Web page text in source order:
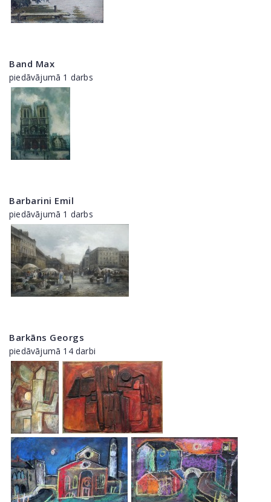
Band Max
piedāvājumā 1 darbs
Barbarini Emil
piedāvājumā 1 darbs
Barkāns Georgs
piedāvājumā 14 darbi